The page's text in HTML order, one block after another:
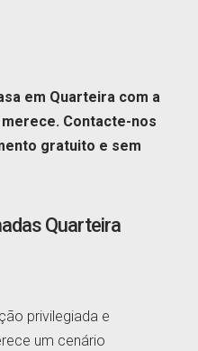
em Quarteira com a
Contacte-nos
gratuito e sem
Quarteira
privilegiada e
um cenário